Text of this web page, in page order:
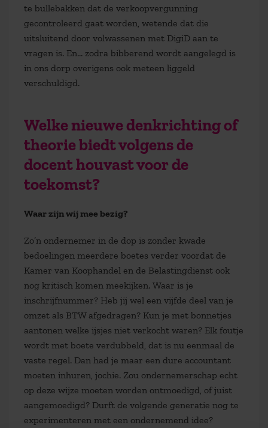
te bullebakken dat de verkoopvergunning
gecontroleerd gaat worden, wetende dat die
uitsluitend door volwassenen met DigiD aan te
vragen is. En… zodra bibberend wordt aangelegd is
in ons dorp overigens ook meteen liggeld
verschuldigd.
Welke nieuwe denkrichting of
theorie biedt volgens de
docent houvast voor de
toekomst?
Waar zijn wij mee bezig?
Zo’n ondernemer in de dop is zonder kwade
bedoelingen meerdere boetes verder voordat de
Kamer van Koophandel en de Belastingdienst ook
nog kritisch komen meekijken. Waar is je
inschrijfnummer? Heb jij wel een vijfde deel van je
omzet als BTW afgedragen? Kun je met bonnetjes
aantonen welke ijsjes niet verkocht waren? Elk foutje
wordt met boete verdubbeld, dat is nu eenmaal de
vaste regel. Dan had je maar een dure accountant
moeten inhuren, jochie. Zou ondernemerschap echt
op deze wijze moeten worden ontmoedigd, of juist
aangemoedigd? Durft de volgende generatie nog te
experimenteren met een ondernemend idee?